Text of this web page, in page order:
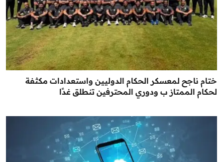
ختام ناجح لمعسكر الحكام الدوليين واستعدادات مكثفة
لحكام الممتاز ب ودوري المحترفين تنطلق غدًا